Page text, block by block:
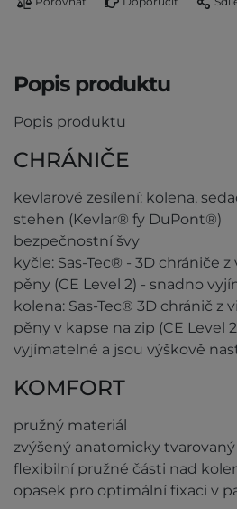
Popis produktu
Popis produktu
CHRÁNIČE
kevlarové zesílení: kolena,
stehen (Kevlar® fy DuPont®)
bezpečnostní švy
kyčle: Sas-Tec® - 3D chrániče
pěny (CE Level 2) - snadno
kolena: Sas-Tec® 3D chránič z
pěny v kapse na zip (CE Level
vyjímatelné a jsou výškově
KOMFORT
pružný materiál
zvýšený anatomicky tvarovaný
flexibilní pružné části nad
opasek pro optimální fixaci v